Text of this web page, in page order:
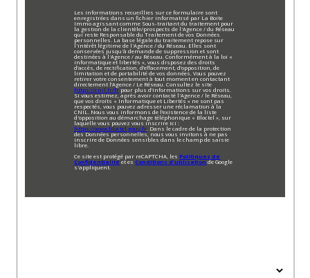
Les informations recueillies sur ce formulaire sont
enregistrées dans un fichier informatisé par La Boite
Immo agissant comme Sous-traitant du traitement pour
la gestion de la clientèle/prospects de l'Agence / du Réseau
qui reste Responsable du Traitement de vos Données
personnelles. La base légale du traitement repose sur
l'intérêt légitime de l'Agence / du Réseau. Elles sont
conservées jusqu'à demande de suppression et sont
destinées à l'Agence / au Réseau. Conformément à la loi «
informatique et libertés », vous disposez des droits
d’accès, de rectification, d’effacement, d’opposition, de
limitation et de portabilité de vos données. Vous pouvez
retirer votre consentement à tout moment en contactant
directement l’Agence / Le Réseau. Consultez le site
https://cnil.fr/fr pour plus d’informations sur vos droits.
Si vous estimez, après avoir contacté l'Agence / le Réseau,
que vos droits « Informatique et Libertés » ne sont pas
respectés, vous pouvez adresser une réclamation à la
CNIL. Nous vous informons de l’existence de la liste
d'opposition au démarchage téléphonique « Bloctel », sur
laquelle vous pouvez vous inscrire ici :
https://www.bloctel.gouv.fr . Dans le cadre de la protection
des Données personnelles, nous vous invitons à ne pas
inscrire de Données sensibles dans le champ de saisie
libre.
Ce site est protégé par reCAPTCHA, lesPolitiques de
Confidentialitéet es Conditions d'utilisationde Google
s'appliquent.